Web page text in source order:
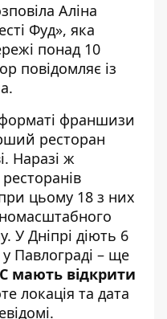
Аліна
Фуд», яка
понад 10
повідомляє із
.
форматі франшизи
ресторан
Наразі ж
цьому 18 з них
У Дніпрі діють 6
Павлограді – ще
мають відкрити
локація та дата